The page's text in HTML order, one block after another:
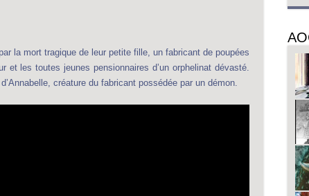
la mort tragique de leur petite fille, un fabricant de poupées
les toutes jeunes pensionnaires d’un orphelinat dévasté.
créature du fabricant possédée par un démon.